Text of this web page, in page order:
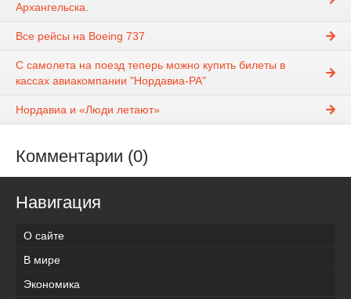
Архангельска.
Все рейсы на Boeing 737
С самолета на поезд теперь можно купить билеты в
кассах авиакомпании "Нордавиа-РА"
Нордавиа и «Люди летают»
Комментарии (0)
Навигация
О сайте
В мире
Экономика